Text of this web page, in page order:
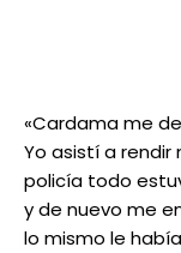
«Cardama me
Yo asistí a
policía todo
y de nuevo me
lo mismo le